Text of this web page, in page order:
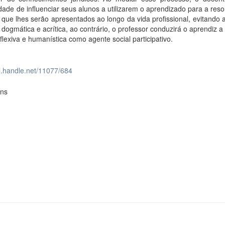
de influenciar seus alunos a utilizarem o aprendizado para a
lhes serão apresentados ao longo da vida profissional, evitando
e acrítica, ao contrário, o professor conduzirá o aprendiz
e humanística como agente social participativo.
11077/684